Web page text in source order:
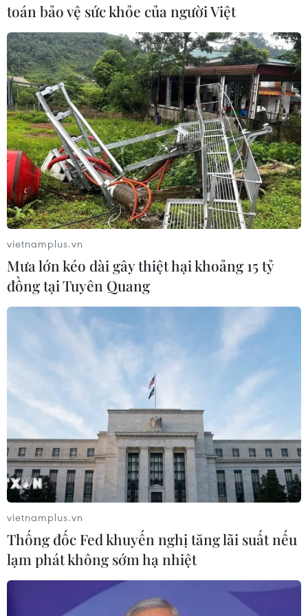
Bộ Ngoại giao Nga thông
báo bổ nhiệm đại sứ mới
tại Mỹ
Theo thông báo của Bộ Ngoại
giao Nga, nhà ngoại giao kỳ cựu
Alexander Darchiev dự kiến sẽ lên
đường đến Washington đảm
nhiệm vị trí Đại sứ Nga tại Mỹ
"trong tương lai gần."
(TTXVN/Vietnam+)
#Đại sứ Nga tại Mỹ
#Alexander Darchiev
#Tổng thống Vladimir Putin
#Sergey Lavrov
#Washington
#Moskva #Đại sứ quán Nga
Mỹ
Nga
Theo dõi VietnamPlus
toán bảo vệ sức khỏe của người Việt
vietnamplus.vn
Mưa lớn kéo dài gây thiệt hại khoảng 15 tỷ
đồng tại Tuyên Quang
vietnamplus.vn
Thống đốc Fed khuyến nghị tăng lãi suất nếu
lạm phát không sớm hạ nhiệt